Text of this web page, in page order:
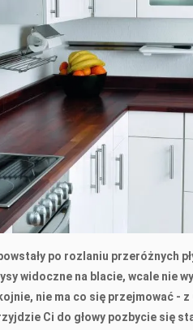
po rozlaniu przeróżnych
widoczne na blacie, wcale nie
nie ma co się przejmować -
Ci do głowy pozbycie się